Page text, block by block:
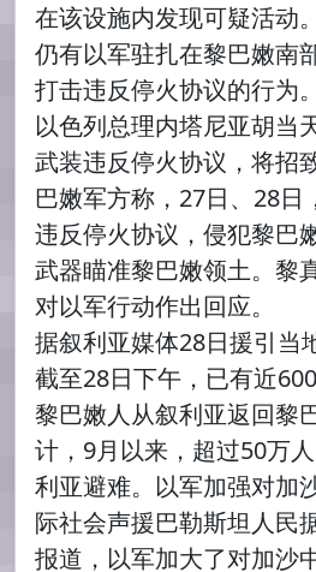
在该设施内发现可疑活动
仍有以军驻扎在黎巴嫩南
打击违反停火协议的行为。
以色列总理内塔尼亚胡当
武装违反停火协议，将招
巴嫩军方称，27日、28日
违反停火协议，侵犯黎巴
武器瞄准黎巴嫩领土。黎
对以军行动作出回应。
据叙利亚媒体28日援引当
截至28日下午，已有近
黎巴嫩人从叙利亚返回黎
计，9月以来，超过50万
利亚避难。以军加强对加
际社会声援巴勒斯坦人民
报道，以军加大了对加沙